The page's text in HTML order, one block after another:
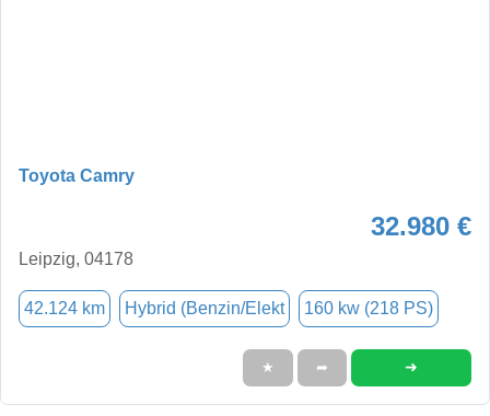
Toyota Camry
32.980 €
Leipzig, 04178
42.124 km Hybrid (Benzin/Elekt 160 kw (218 PS)
★ ➦ ➜